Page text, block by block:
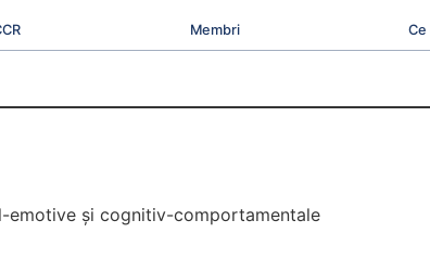
Membri Ce
emotive şi cognitiv-comportamentale